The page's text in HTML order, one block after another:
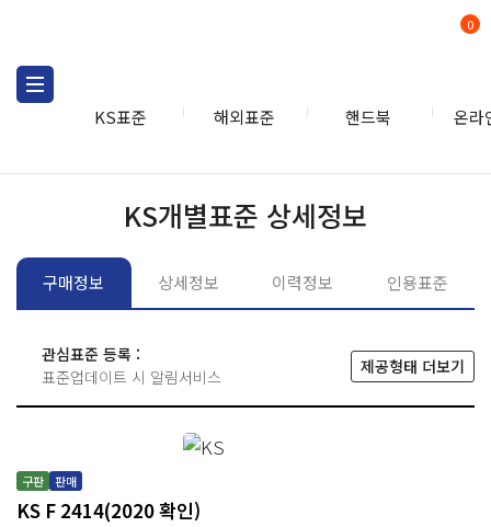
KS표준 해외표준 핸드북 온라
0
KS개별표준 상세정보
구매정보 상세정보 이력정보 인용표준
관심표준 등록 :
표준업데이트 시 알림서비스
제공형태 더보기
구판 판매
KS F 2414(2020 확인)